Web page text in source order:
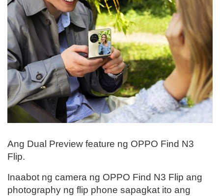
Ang Dual Preview feature ng OPPO Find N3
Flip.
Inaabot ng camera ng OPPO Find N3 Flip ang
photography ng flip phone sapagkat ito ang